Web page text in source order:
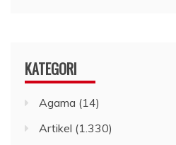
KATEGORI
Agama (14)
Artikel (1.330)